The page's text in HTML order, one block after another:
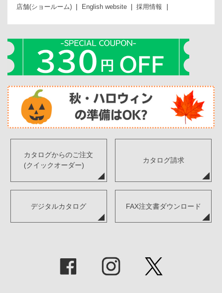
店舗(ショールーム) English website 採用情報
カタログからのご注文
(クイックオーダー)
カタログ請求
デジタルカタログ FAX注文書ダウンロード